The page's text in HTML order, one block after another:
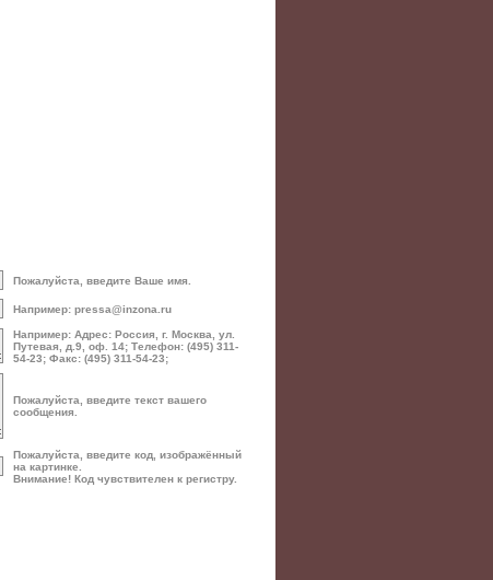
Пожалуйста, введите Ваше имя.
Например: pressa@inzona.ru
Например: Адрес: Россия, г. Москва, ул.
Путевая, д.9, оф. 14; Телефон: (495) 311-
54-23; Факс: (495) 311-54-23;
Пожалуйста, введите текст вашего
сообщения.
Пожалуйста, введите код, изображённый
на картинке.
Внимание! Код чувствителен к регистру.